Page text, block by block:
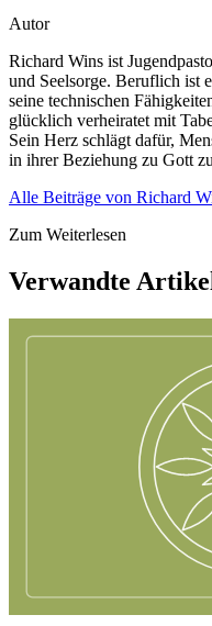
Autor
Richard Wins ist
und Seelsorge. Beruflich ist
seine technischen
glücklich verheiratet mit
Sein Herz schlägt dafür,
in ihrer Beziehung zu Gott
Alle Beiträge von Richard
Zum Weiterlesen
Verwandte